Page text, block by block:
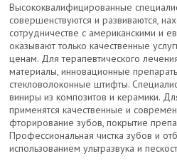
Высококвалифицированные
совершенствуются и развиваются,
сотрудничестве с американскими и
оказывают только качественные
ценам. Для терапевтического
материалы, инновационные
стекловолоконные штифты.
виниры из композитов и керамики.
применятся качественные и
фторирование зубов, покрытие
Профессиональная чистка зубов и
использованием ультразвука и